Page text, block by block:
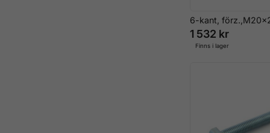
6-kant,
1 532 kr
Finns i lager